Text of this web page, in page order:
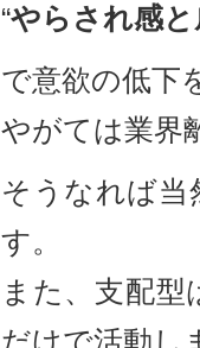
“やらされ感と
で意欲の低下
やがては業界
そうなれば当
す。
また、支配
だけで活動し